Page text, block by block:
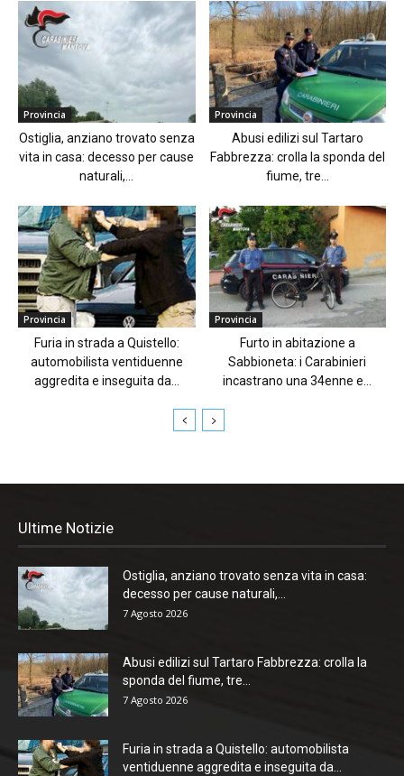
Provincia
Ostiglia, anziano trovato senza
vita in casa: decesso per cause
naturali,...
Provincia
Abusi edilizi sul Tartaro
Fabbrezza: crolla la sponda del
fiume, tre...
Provincia
Furia in strada a Quistello:
automobilista ventiduenne
aggredita e inseguita da...
Provincia
Furto in abitazione a
Sabbioneta: i Carabinieri
incastrano una 34enne e...
Ultime Notizie
Ostiglia, anziano trovato senza vita in casa:
decesso per cause naturali,...
7 Agosto 2026
Abusi edilizi sul Tartaro Fabbrezza: crolla la
sponda del fiume, tre...
7 Agosto 2026
Furia in strada a Quistello: automobilista
ventiduenne aggredita e inseguita da...